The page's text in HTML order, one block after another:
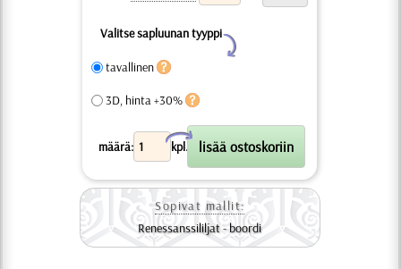
Valitse sapluunan tyyppi
Y
tavallinen
3D, hinta +30%
määrä: kpl.
X
Sopivat mallit:
Renessanssililjat - boordi